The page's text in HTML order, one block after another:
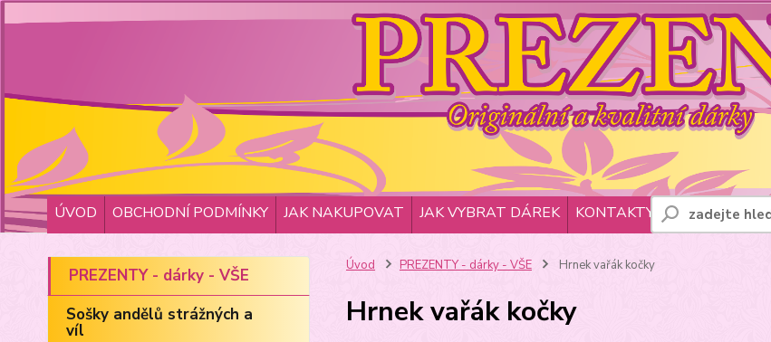
ÚVOD OBCHODNÍ PODMÍNKY JAK NAKUPOVAT JAK VYBRAT DÁREK KONTAKTY
PREZENTY - dárky - VŠE
Sošky andělů strážných a
víl
Úvod PREZENTY - dárky - VŠE Hrnek vařák kočky
Hrnek vařák kočky